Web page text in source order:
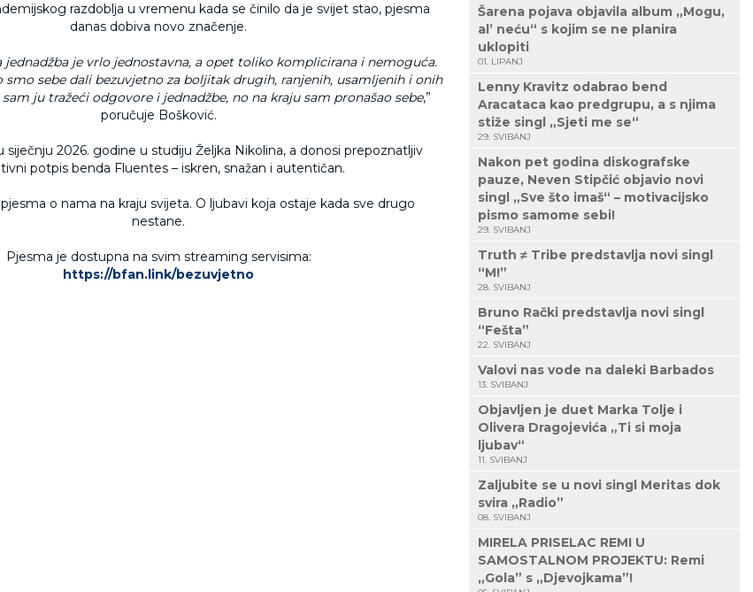
razdoblja u vremenu kada se činilo da je svijet stao, pjesma
danas dobiva novo značenje.
je vrlo jednostavna, a opet toliko komplicirana i nemoguća.
smo sebe dali bezuvjetno za boljitak drugih, ranjenih, usamljenih i onih
ju tražeći odgovore i jednadžbe, no na kraju sam pronašao sebe,”
poručuje Bošković.
siječnju 2026. godine u studiju Željka Nikolina, a donosi prepoznatljiv
potpis benda Fluentes – iskren, snažan i autentičan.
o nama na kraju svijeta. O ljubavi koja ostaje kada sve drugo
nestane.
Pjesma je dostupna na svim streaming servisima:
https://bfan.link/bezuvjetno
Šarena pojava objavila album „Mogu,
al’ neću“ s kojim se ne planira
uklopiti
01. LIPANJ
Lenny Kravitz odabrao bend
Aracataca kao predgrupu, a s njima
stiže singl „Sjeti me se“
29. SVIBANJ
Nakon pet godina diskografske
pauze, Neven Stipčić objavio novi
singl „Sve što imaš“ – motivacijsko
pismo samome sebi!
29. SVIBANJ
Truth ≠ Tribe predstavlja novi singl
“M!”
28. SVIBANJ
Bruno Rački predstavlja novi singl
“Fešta”
22. SVIBANJ
Valovi nas vode na daleki Barbados
13. SVIBANJ
Objavljen je duet Marka Tolje i
Olivera Dragojevića „Ti si moja
ljubav“
11. SVIBANJ
Zaljubite se u novi singl Meritas dok
svira „Radio”
08. SVIBANJ
MIRELA PRISELAC REMI U
SAMOSTALNOM PROJEKTU: Remi
„Gola” s „Djevojkama”!